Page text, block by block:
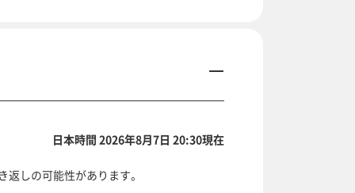
日本時間 2026年8月7日 20:30現在
しの可能性があります。